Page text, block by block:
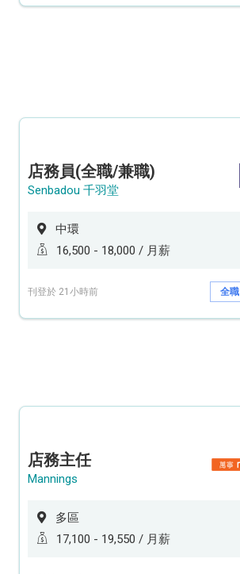
店務員(全職/兼職)
Senbadou 千羽堂
中環
16,500 - 18,000 / 月薪
刊登於 21小時前 全職
店務主任
Mannings
多區
17,100 - 19,550 / 月薪